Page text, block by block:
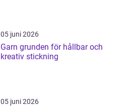
05 juni 2026
Garn grunden för hållbar och
kreativ stickning
05 juni 2026